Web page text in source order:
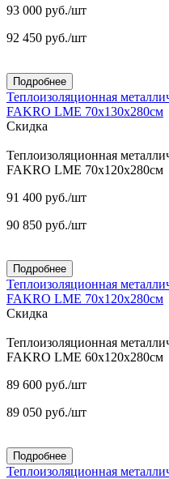
93 000 руб./шт
92 450 руб./шт
Подробнее
Теплоизоляционная
FAKRO LME 70х130х280см
Скидка
Теплоизоляционная
FAKRO LME 70х120х280см
91 400 руб./шт
90 850 руб./шт
Подробнее
Теплоизоляционная
FAKRO LME 70х120х280см
Скидка
Теплоизоляционная
FAKRO LME 60х120х280см
89 600 руб./шт
89 050 руб./шт
Подробнее
Теплоизоляционная